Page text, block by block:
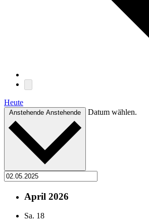
Heute
Anstehende Anstehende Datum wählen.
April 2026
Sa. 18